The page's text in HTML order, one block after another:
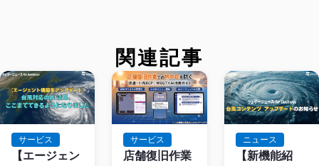
関連記事
サービス
【エージェン
サービス
店舗復旧作業
ニュース
【新機能紹